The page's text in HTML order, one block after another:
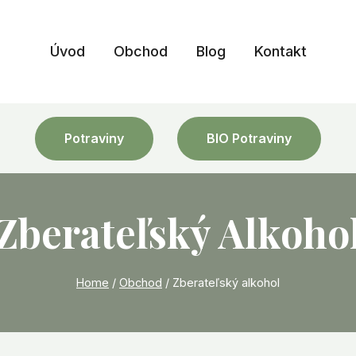
Úvod Obchod Blog Kontakt
Potraviny BIO Potraviny
Home / Obchod / Zberateľský alkohol